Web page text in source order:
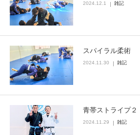
2024.12.1 雑記
スパイラル柔術
2024.11.30 雑記
青帯ストライプ２
2024.11.29 雑記